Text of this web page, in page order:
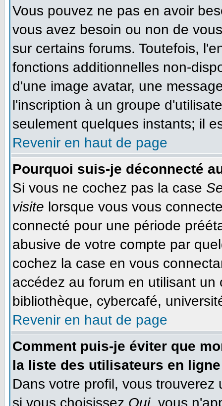
Vous pouvez ne pas en avoir
vous avez besoin ou non de
sur certains forums. Toutefois,
fonctions additionnelles non-
d'une image avatar, une
l'inscription à un groupe
seulement quelques instants; il
Revenir en haut de page
Pourquoi suis-je déconnecté
Si vous ne cochez pas la case
visite lorsque vous vous
connecté pour une période
abusive de votre compte par
cochez la case en vous
accédez au forum en utilisant
bibliothèque, cybercafé,
Revenir en haut de page
Comment puis-je éviter que
la liste des utilisateurs en
Dans votre profil, vous
si vous choisissez Oui, vous